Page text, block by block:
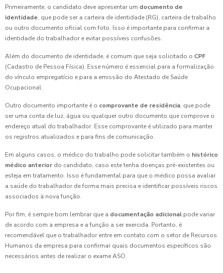
Primeiramente, o candidato deve apresentar um documento de
identidade, que pode ser a carteira de identidade (RG), carteira de trabalho
ou outro documento oficial com foto. Isso é importante para confirmar a
identidade do trabalhador e evitar possíveis confusões.
Além do documento de identidade, é comum que seja solicitado o CPF
(Cadastro de Pessoa Física). Esse número é essencial para a formalização
do vínculo empregatício e para a emissão do Atestado de Saúde
Ocupacional.
Outro documento importante é o comprovante de residência, que pode
ser uma conta de luz, água ou qualquer outro documento que comprove o
endereço atual do trabalhador. Esse comprovante é utilizado para manter
os registros atualizados e para fins de comunicação.
Em alguns casos, o médico do trabalho pode solicitar também o histórico
médico anterior do candidato, caso este tenha doenças pré-existentes ou
esteja em tratamento. Isso é fundamental para que o médico possa avaliar
a saúde do trabalhador de forma mais precisa e identificar possíveis riscos
associados à nova função.
Por fim, é sempre bom lembrar que a documentação adicional pode variar
de acordo com a empresa e a função a ser exercida. Portanto, é
recomendável que o trabalhador entre em contato com o setor de Recursos
Humanos da empresa para confirmar quais documentos específicos são
necessários antes de realizar o exame ASO.